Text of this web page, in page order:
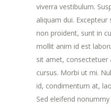
viverra vestibulum.
aliquam dui.
non proident, sunt in
mollit anim id est
sit amet, consectetuer
cursus. Morbi ut mi.
id, condimentum at,
Sed eleifend